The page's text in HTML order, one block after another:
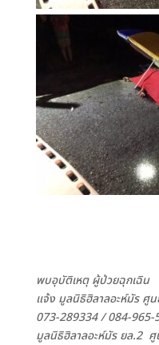
พบอุบัติเหตุ ผู้ป่วยฉุกเฉิน
แจ้ง มูลนิธิฮิลาลอะห์มัร ศู
073-289334 /084-965-
มูลนิธิฮิลาลอะห์มัร ยล.2